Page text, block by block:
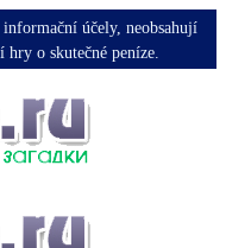
účely, neobsahují
hry o skutečné peníze.